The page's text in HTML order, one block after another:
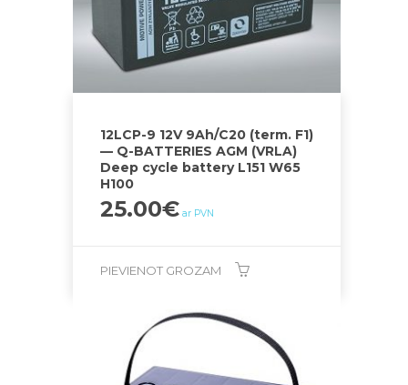
12LCP-9 12V 9Ah/C20 (term. F1)
— Q-BATTERIES AGM (VRLA)
Deep cycle battery L151 W65
H100
25.00€ ar PVN
PIEVIENOT GROZAM